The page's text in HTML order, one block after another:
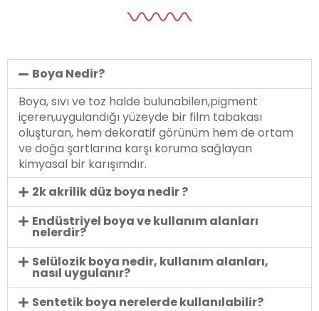
Boya Nedir?
Boya, sıvı ve toz halde bulunabilen,pigment
içeren,uygulandığı yüzeyde bir film tabakası
oluşturan, hem dekoratif görünüm hem de ortam
ve doğa şartlarına karşı koruma sağlayan
kimyasal bir karışımdır.
2k akrilik düz boya nedir ?
Endüstriyel boya ve kullanım alanları
nelerdir?
Selülozik boya nedir, kullanım alanları,
nasıl uygulanır?
Sentetik boya nerelerde kullanılabilir?